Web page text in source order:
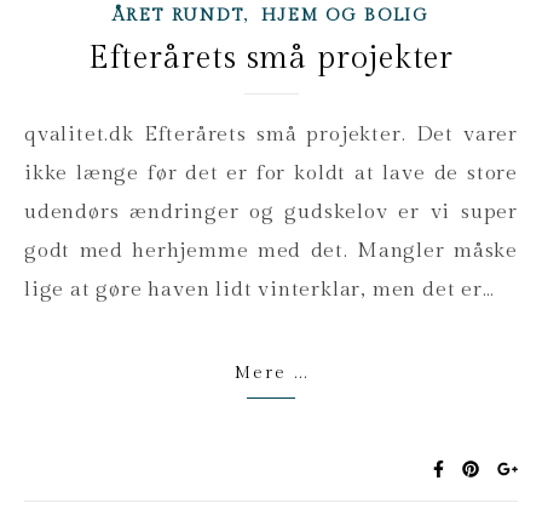
ÅRET RUNDT, HJEM OG BOLIG
Efterårets små projekter
qvalitet.dk Efterårets små projekter. Det varer
ikke længe før det er for koldt at lave de store
udendørs ændringer og gudskelov er vi super
godt med herhjemme med det. Mangler måske
lige at gøre haven lidt vinterklar, men det er…
Mere ...